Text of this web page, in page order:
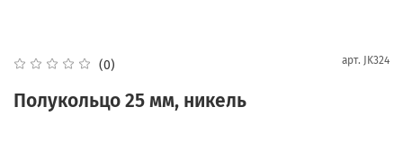
(0) арт. JK324
Полукольцо 25 мм, никель